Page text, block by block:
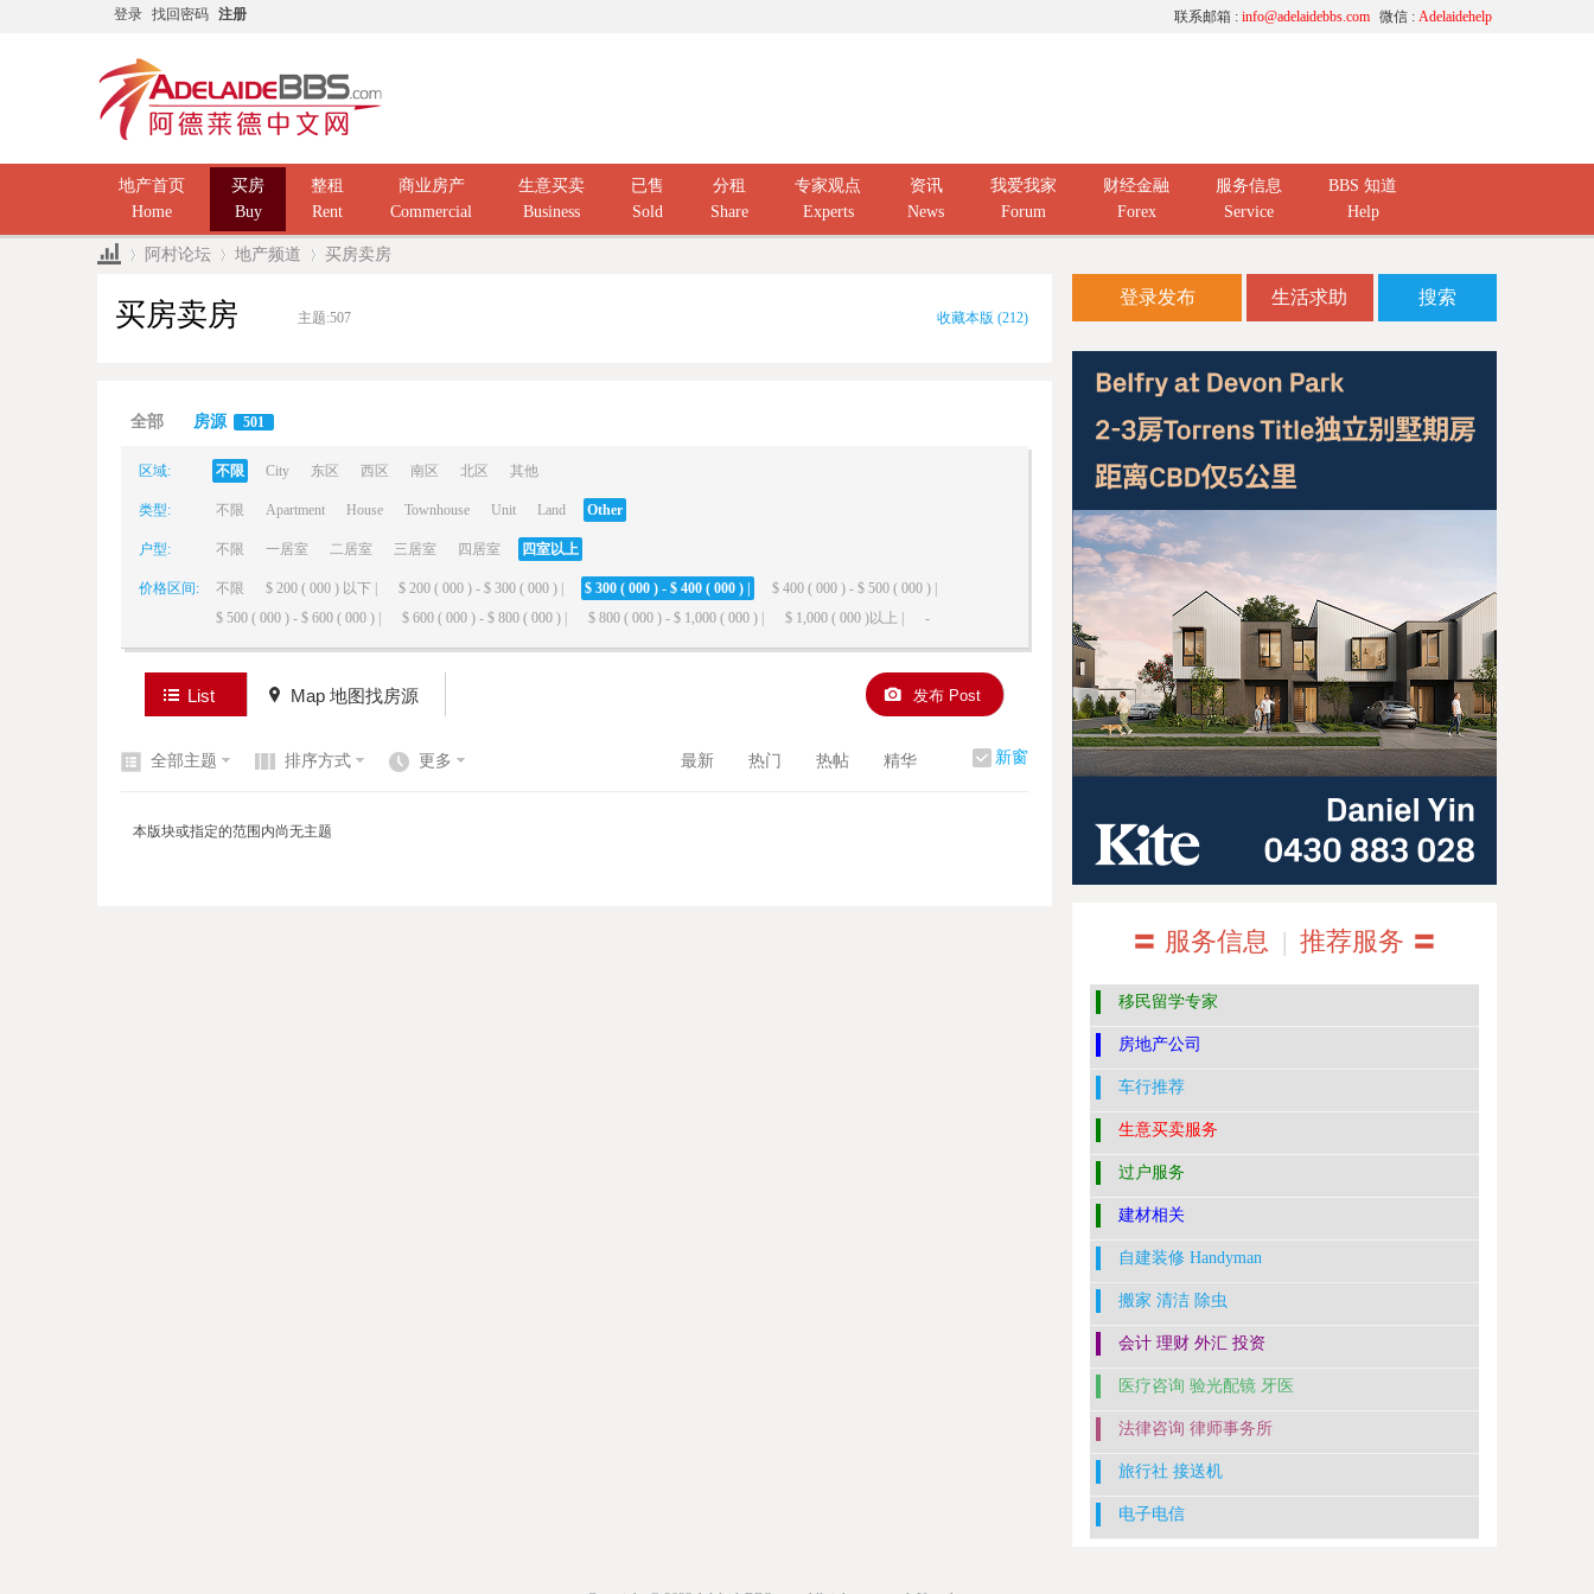
登录 找回密码 注册 微信 : Adelaidehelp
联系邮箱 : info@adelaidebbs.com
地产首页
Home
买房
Buy
整租
Rent
商业房产
Commercial
生意买卖
Business
已售
Sold
分租
Share
专家观点
Experts
资讯
News
我爱我家
Forum
财经金融
Forex
服务信息
Service
BBS 知道
Help
阿村论坛 地产频道 买房卖房
买房卖房 主题:507 收藏本版 (212)
全部 房源 501
区域: 不限 City 东区 西区 南区 北区 其他
类型: 不限 Apartment House Townhouse Unit Land Other
户型: 不限 一居室 二居室 三居室 四居室 四室以上
价格区间: 不限 $ 200 ( 000 ) 以下 | $ 200 ( 000 ) - $ 300 ( 000 ) | $ 300 ( 000 ) - $ 400 ( 000 ) |
$ 400 ( 000 ) - $ 500 ( 000 ) |
$ 500 ( 000 ) - $ 600 ( 000 ) |
$ 600 ( 000 ) - $ 800 ( 000 ) | $ 800 ( 000 ) - $ 1,000 ( 000 ) | $ 1,000 ( 000 )以上 | -
List Map 地图找房源 发布 Post
新窗
全部主题 排序方式 更多 最新 热门 热帖 精华
本版块或指定的范围内尚无主题
登录发布 生活求助 搜索
〓 服务信息 | 推荐服务 〓
移民留学专家
房地产公司
车行推荐
生意买卖服务
过户服务
建材相关
自建装修 Handyman
搬家 清洁 除虫
会计 理财 外汇 投资
医疗咨询 验光配镜 牙医
法律咨询 律师事务所
旅行社 接送机
电子电信